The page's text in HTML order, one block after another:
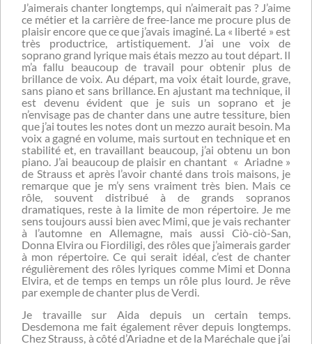
J’aimerais chanter longtemps, qui n’aimerait pas ? J’aime
ce métier et la carrière de free-lance me procure plus de
plaisir encore que ce que j’avais imaginé. La « liberté » est
très productrice, artistiquement. J’ai une voix de
soprano grand lyrique mais étais mezzo au tout départ. Il
m’a fallu beaucoup de travail pour obtenir plus de
brillance de voix. Au départ, ma voix était lourde, grave,
sans piano et sans brillance. En ajustant ma technique, il
est devenu évident que je suis un soprano et je
n’envisage pas de chanter dans une autre tessiture, bien
que j’ai toutes les notes dont un mezzo aurait besoin. Ma
voix a gagné en volume, mais surtout en technique et en
stabilité et, en travaillant beaucoup, j’ai obtenu un bon
piano. J’ai beaucoup de plaisir en chantant « Ariadne »
de Strauss et après l’avoir chanté dans trois maisons, je
remarque que je m’y sens vraiment très bien. Mais ce
rôle, souvent distribué à de grands sopranos
dramatiques, reste à la limite de mon répertoire. Je me
sens toujours aussi bien avec Mimi, que je vais rechanter
à l’automne en Allemagne, mais aussi Ciò-ciò-San,
Donna Elvira ou Fiordiligi, des rôles que j’aimerais garder
à mon répertoire. Ce qui serait idéal, c’est de chanter
régulièrement des rôles lyriques comme Mimi et Donna
Elvira, et de temps en temps un rôle plus lourd. Je rêve
par exemple de chanter plus de Verdi.
Je travaille sur Aida depuis un certain temps.
Desdemona me fait également rêver depuis longtemps.
Chez Strauss, à côté d’Ariadne et de la Maréchale que j’ai